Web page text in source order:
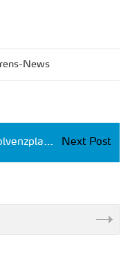
News
Next Post
KDX einstimmig angenommen